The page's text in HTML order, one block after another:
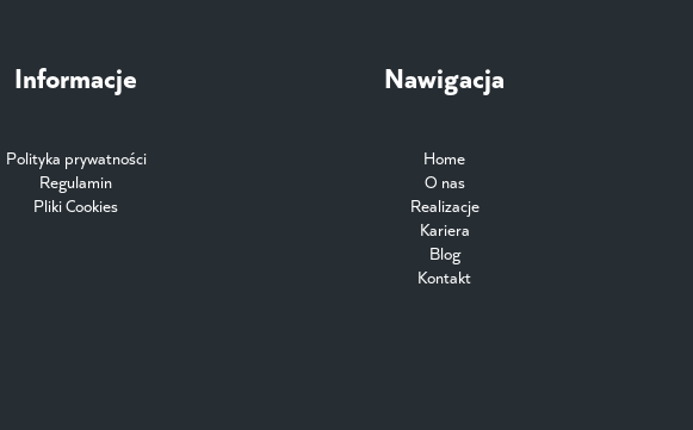
Informacje
Polityka prywatności
Regulamin
Pliki Cookies
Nawigacja
Home
O nas
Realizacje
Kariera
Blog
Kontakt